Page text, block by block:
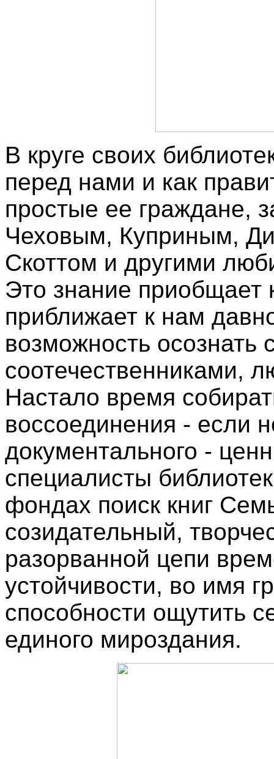
В круге своих
перед нами и как
простые ее граждане,
Чеховым, Куприным,
Скоттом и другими
Это знание приобщает
приближает к нам
возможность осознать
соотечественниками,
Настало время
воссоединения - если
документального -
специалисты
фондах поиск книг
созидательный,
разорванной цепи
устойчивости, во имя
способности ощутить
единого мироздания.